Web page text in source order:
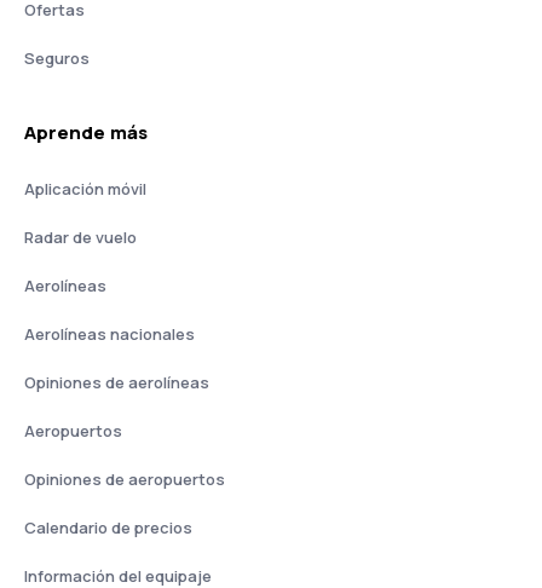
Ofertas
Seguros
Aprende más
Aplicación móvil
Radar de vuelo
Aerolíneas
Aerolíneas nacionales
Opiniones de aerolíneas
Aeropuertos
Opiniones de aeropuertos
Calendario de precios
Información del equipaje